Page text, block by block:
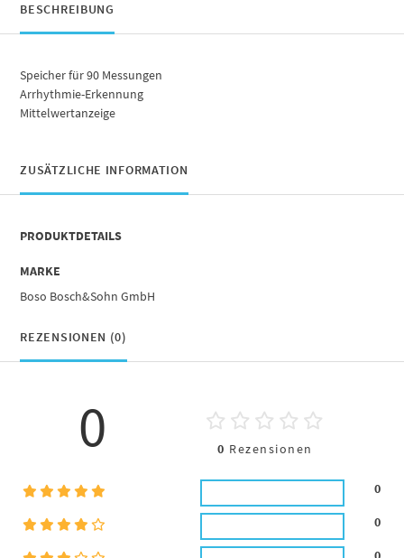
BESCHREIBUNG
Speicher für 90 Messungen
Arrhythmie-Erkennung
Mittelwertanzeige
ZUSÄTZLICHE INFORMATION
PRODUKTDETAILS
MARKE
Boso Bosch&Sohn GmbH
REZENSIONEN (0)
0 0 Rezensionen
0
0